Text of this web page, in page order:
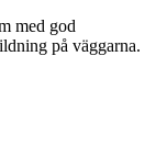
med god
på väggarna.